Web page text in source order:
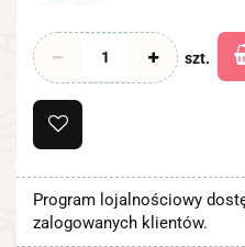
szt.
Program lojalnościowy
zalogowanych klientów.